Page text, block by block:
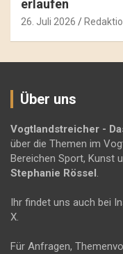
erlaufen
26. Juli 2026
Über uns
Vogtlandstreicher -
über die Themen im
Bereichen Sport, Kunst
Stephanie Rössel .
Ihr findet uns auch bei
X.
Für Anfragen,